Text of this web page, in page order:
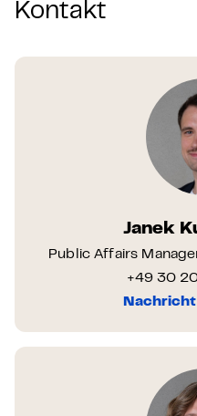
Kontakt
Janek
Public Affairs
+49 30